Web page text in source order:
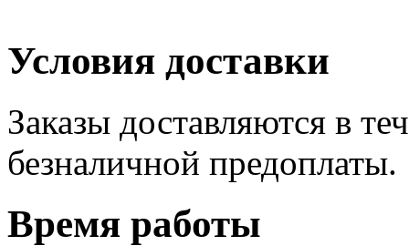
Условия доставки
Заказы доставляются в
безналичной предоплаты.
Время работы